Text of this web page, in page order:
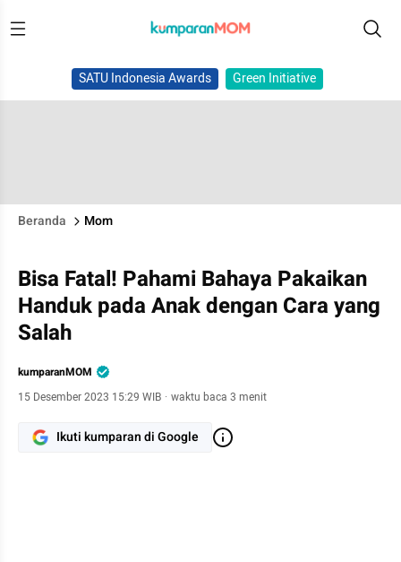
SATU Indonesia Awards Green Initiative
Beranda Mom
Bisa Fatal! Pahami Bahaya Pakaikan
Handuk pada Anak dengan Cara yang
Salah
kumparanMOM
15 Desember 2023 15:29 WIB · waktu baca 3 menit
Ikuti kumparan di Google